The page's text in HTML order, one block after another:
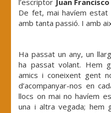
l’escriptor Juan
De fet, mai havíem
amb tanta passió. I amb
Ha passat un any, un
ha passat volant. Hem
amics i coneixent gent
d’acompanyar-nos en
llocs on mai no havíem
una i altra vegada; hem